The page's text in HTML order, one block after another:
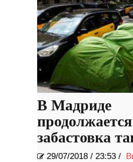
В Мадриде
продолжается
забастовка
29/07/2018 / 23:53 /